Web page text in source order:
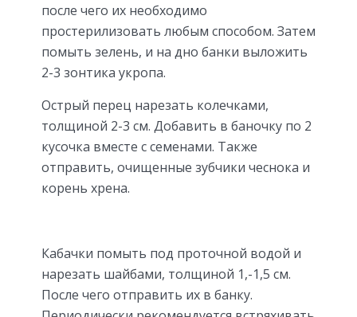
после чего их необходимо
простерилизовать любым способом. Затем
помыть зелень, и на дно банки выложить
2-3 зонтика укропа.
Острый перец нарезать колечками,
толщиной 2-3 см. Добавить в баночку по 2
кусочка вместе с семенами. Также
отправить, очищенные зубчики чеснока и
корень хрена.
Кабачки помыть под проточной водой и
нарезать шайбами, толщиной 1,-1,5 см.
После чего отправить их в банку.